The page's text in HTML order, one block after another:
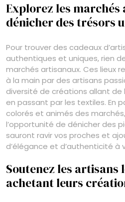
Explorez les
dénicher des trésors
Pour trouver des cadeaux
authentiques et uniques, rien
marchés artisanaux. Ces lieux
à la main par des artisans
diversité de créations allant de
en passant par les textiles. En
colorés et animés des
l’opportunité de dénicher des
sauront ravir vos proches et
d’élégance et d’authenticité à
Soutenez les artisans
achetant leurs